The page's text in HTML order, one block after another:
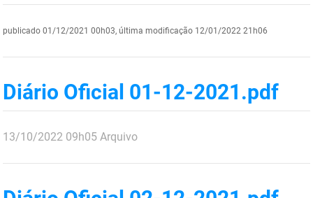
Educação
Empreender
Secretaria de Fazenda
EMPAER
ESPEP
EPC
publicado 01/12/2021 00h03, última modificação 12/01/2022 21h06
Diário Oficial 01-12-2021.pdf
publicado
13/10/2022 09h05 Arquivo